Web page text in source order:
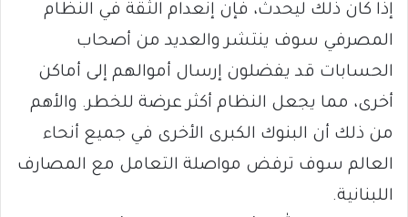
إذا كان ذلك ليحدث، فإن إنعدام الثقة في النظام
المصرفي سوف ينتشر والعديد من أصحاب
الحسابات قد يفضلون إرسال أموالهم إلى أماكن
أخرى، مما يجعل النظام أكثر عرضة للخطر. والأهم
من ذلك أن البنوك الكبرى الأخرى في جميع أنحاء
العالم سوف ترفض مواصلة التعامل مع المصارف
اللبنانية.